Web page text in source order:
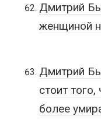
Дмитрий
женщиной
Дмитрий
стоит
более